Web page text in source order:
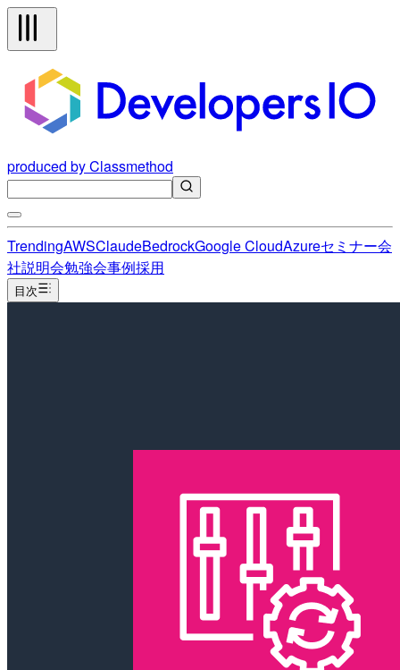
produced by Classmethod
TrendingAWSClaudeBedrockGoogle CloudAzureセミナー会
社説明会勉強会事例採用
目次